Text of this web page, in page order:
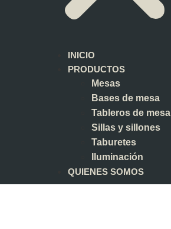
INICIO
PRODUCTOS
Mesas
Bases de mesa
Tableros de mesa
Sillas y sillones
Taburetes
Iluminación
QUIENES SOMOS